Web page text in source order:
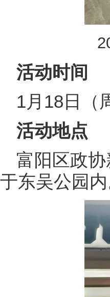
活动时间
1月18日（
活动地点
富阳区政
于东吴公园内